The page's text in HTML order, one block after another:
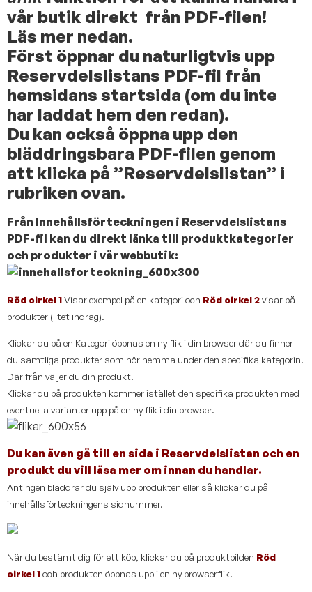
vår butik direkt från PDF-filen!
Läs mer nedan.
Först öppnar du naturligtvis upp
Reservdelslistans PDF-fil från
hemsidans startsida (om du inte
har laddat hem den redan).
Du kan också öppna upp den
bläddringsbara PDF-filen genom
att klicka på ”Reservdelslistan” i
rubriken ovan.
Från Innehållsförteckningen i Reservdelslistans
PDF-fil kan du direkt länka till produktkategorier
och produkter i vår webbutik:
Röd cirkel 1Visar exempel på en kategori och Röd cirkel 2visar på
produkter (litet indrag).
Klickar du på en Kategori öppnas en ny flik i din browser där du finner
du samtliga produkter som hör hemma under den specifika kategorin.
Därifrån väljer du din produkt.
Klickar du på produkten kommer istället den specifika produkten med
eventuella varianter upp på en ny flik i din browser.
Du kan även gå till en sida i Reservdelslistan och en
produkt du vill läsa mer om innan du handlar.
Antingen bläddrar du själv upp produkten eller så klickar du på
innehållsförteckningens sidnummer.
När du bestämt dig för ett köp, klickar du på produktbilden Röd
cirkel 1och produkten öppnas upp i en ny browserflik.